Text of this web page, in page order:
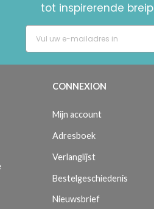
tot inspirerende
CONNEXION
Mijn account
Adresboek
Verlanglijst
Bestelgeschiedenis
Nieuwsbrief